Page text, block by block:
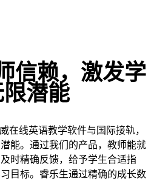
信赖，激发学
潜能
在线英语教学软件与国际接轨，
能。通过我们的产品，教师能就
时精确反馈，给予学生合适指
目标。睿乐生通过精确的成长数